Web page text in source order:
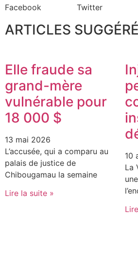
Facebook Twitter
ARTICLES
Elle fraude sa
grand-mère
vulnérable pour
18 000 $
13 mai 2026
L’accusée, qui a comparu au
palais de justice de
Chibougamau la semaine
Lire la suite »
10
La